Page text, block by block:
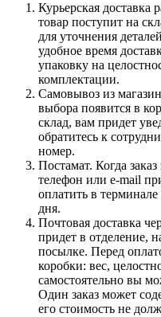
Курьерская доставка
товар поступит на
для уточнения
удобное время
упаковку на
комплектации.
Самовывоз из
выбора появится в
склад, вам придет
обратитесь к
номер.
Постамат. Когда
телефон или e-mail
оплатить в
дня.
Почтовая доставка
придет в отделение,
посылке. Перед
коробки: вес,
самостоятельно вы
Один заказ может
его стоимость не